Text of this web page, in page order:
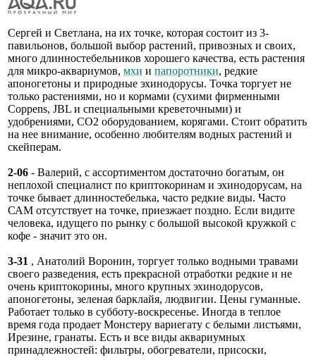
Сергей и Светлана, на их точке, которая состоит из 3-
павильонов, большой выбор растений, привозных и своих,
много длинностебельников хорошего качества, есть растения
для микро-аквариумов, мхи и папоротники, редкие
апоногетоны и природные эхинодорусы. Точка торгует не
только растениями, но и кормами (сухими фирменными
Coppens, JBL и специальными креветочными) и
удобрениями, СО2 оборудованием, корягами. Стоит обратить
на нее внимание, особенно любителям водных растений и
скейперам.
2-06 - Валерий, с ассортиментом достаточно богатым, он
неплохой специалист по криптокоринам и эхинодорусам, на
точке бывает длинностебелька, часто редкие виды. Часто
САМ отсутствует на точке, приезжает поздно. Если видите
человека, идущего по рынку с большой высокой кружкой с
кофе - значит это он.
3-31 , Анатолий Воронин, торгует только водными травами
своего разведения, есть прекрасной отработки редкие и не
очень криптокорины, много крупных эхинодорусов,
апоногетоны, зеленая барклайя, людвигии. Цены гуманные.
Работает только в субботу-воскресенье. Иногда в теплое
время года продает Монстеру вариегату с белыми листьями,
Ирезине, гранаты. Есть и все виды аквариумных
принадлежностей: фильтры, обогреватели, присоски,